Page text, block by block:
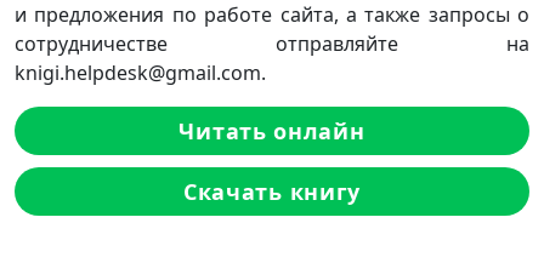
и предложения по работе сайта, а также запросы о
сотрудничестве отправляйте на
knigi.helpdesk@gmail.com.
Читать онлайн
Скачать книгу